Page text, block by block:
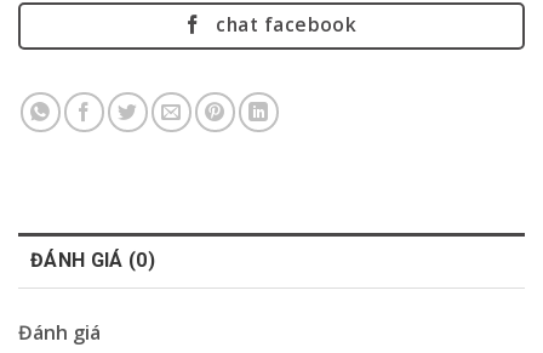
chat facebook
ĐÁNH GIÁ (0)
Đánh giá